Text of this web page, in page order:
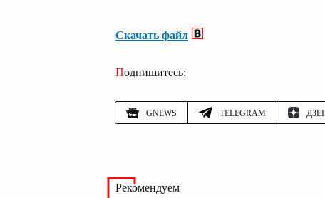
Скачать файл
Подпишитесь:
GNEWS TELEGRAM
Рекомендуем